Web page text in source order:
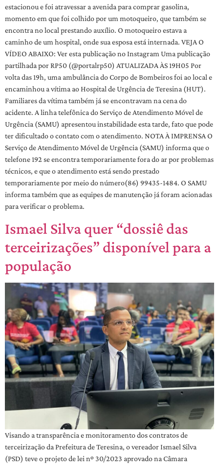
estacionou e foi atravessar a avenida para comprar gasolina,
momento em que foi colhido por um motoqueiro, que também se
encontra no local prestando auxílio. O motoqueiro estava a
caminho de um hospital, onde sua esposa está internada. VEJA O
VÍDEO ABAIXO: Ver esta publicação no Instagram Uma publicação
partilhada por RP50 (@portalrp50) ATUALIZADA ÀS 19H05 Por
volta das 19h, uma ambulância do Corpo de Bombeiros foi ao local e
encaminhou a vítima ao Hospital de Urgência de Teresina (HUT).
Familiares da vítima também já se encontravam na cena do
acidente. A linha telefônica do Serviço de Atendimento Móvel de
Urgência (SAMU) apresentou instabilidade esta tarde, fato que pode
ter dificultado o contato com o atendimento. NOTA À IMPRENSA O
Serviço de Atendimento Móvel de Urgência (SAMU) informa que o
telefone 192 se encontra temporariamente fora do ar por problemas
técnicos, e que o atendimento está sendo prestado
temporariamente por meio do número(86) 99435-1484. O SAMU
informa também que as equipes de manutenção já foram acionadas
para verificar o problema.
Ismael Silva quer “dossiê das
terceirizações” disponível para a
população
Visando a transparência e monitoramento dos contratos de
terceirização da Prefeitura de Teresina, o vereador Ismael Silva
(PSD) teve o projeto de lei nº 30/2023 aprovado na Câmara